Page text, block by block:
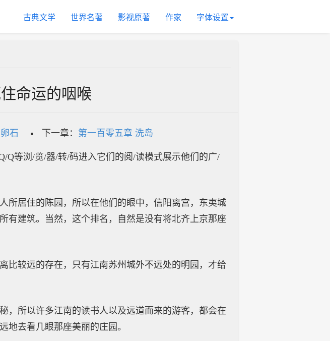
古典文学 世界名著 影视原著 作家 字体设置
命运的咽喉
石 下一章： 第一百零五章 洗岛
Q等浏/览/器/转/码进入它们的阅/读模式展示他们的广/
所居住的陈园，所以在他们的眼中，信阳离宫，东夷城
有建筑。当然，这个排名，自然是没有将北齐上京那座
比较远的存在，只有江南苏州城外不远处的明园，才给
，所以许多江南的读书人以及远道而来的游客，都会在
地去看几眼那座美丽的庄园。